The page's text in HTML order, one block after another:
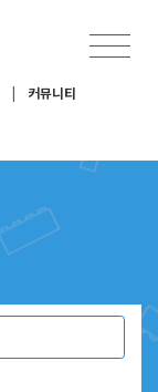
| 커뮤니티